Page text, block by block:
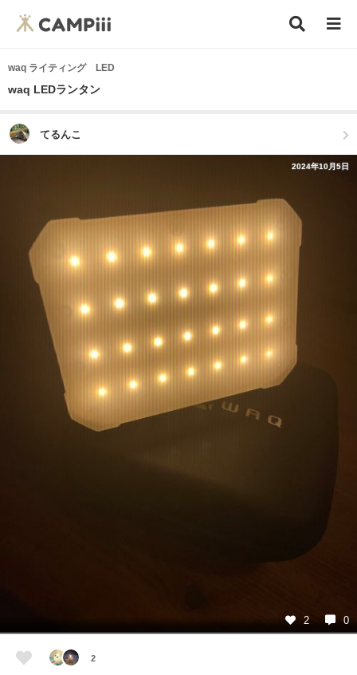
waq ライティング LED
waq LEDランタン
てるんこ
2024年10月5日
2 0
2